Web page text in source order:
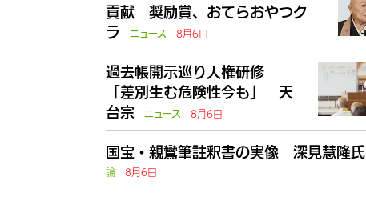
貢献 奨励賞、おてらおやつク
ラ
ニュース 8月6日
過去帳開示巡り人権研修
「差別生む危険性今も」 天
台宗
ニュース 8月6日
国宝・親鸞筆註釈書の実像 深見慧隆氏
論
8月6日